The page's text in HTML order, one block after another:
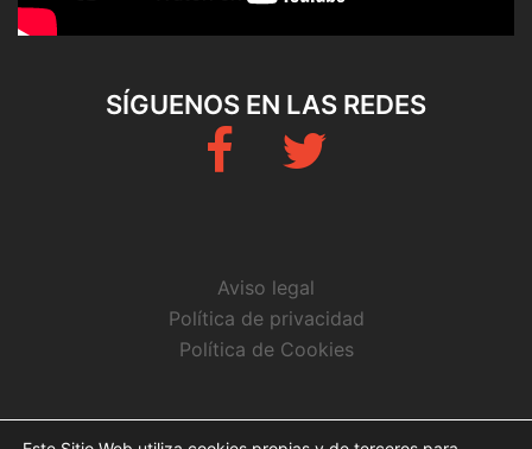
SÍGUENOS EN LAS REDES
Fb Twitter
Aviso legal
Política de privacidad
Política de Cookies